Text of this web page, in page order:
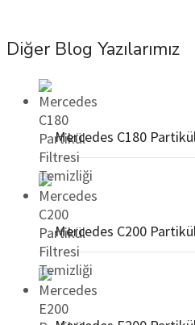
Diğer Blog Yazılarımız
Mercedes C180
Mercedes C200